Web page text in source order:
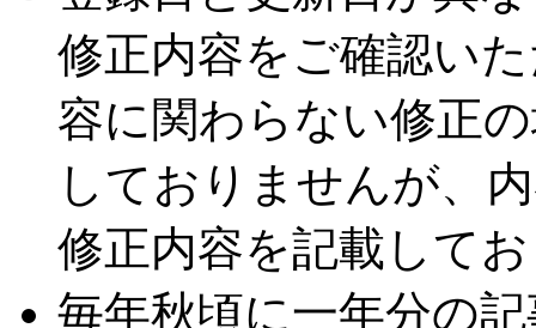
修正内容をご確認い
容に関わらない修正
しておりませんが、
修正内容を記載して
毎年秋頃に一年分の